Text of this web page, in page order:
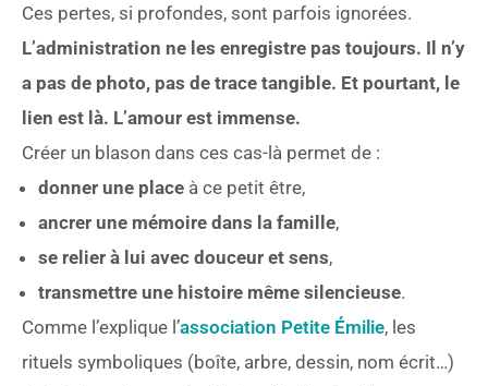
Ces pertes, si profondes, sont parfois ignorées.
L’administration ne les enregistre pas toujours. Il n’y
a pas de photo, pas de trace tangible. Et pourtant, le
lien est là. L’amour est immense.
Créer un blason dans ces cas-là permet de :
donner une place à ce petit être,
ancrer une mémoire dans la famille,
se relier à lui avec douceur et sens,
transmettre une histoire même silencieuse.
Comme l’explique l’association Petite Émilie, les
rituels symboliques (boîte, arbre, dessin, nom écrit…)